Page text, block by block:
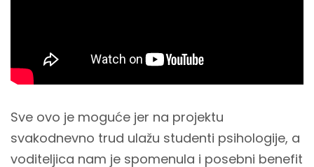
Sve ovo je moguće jer na projektu
svakodnevno trud ulažu studenti psihologije, a
voditeljica nam je spomenula i posebni benefit